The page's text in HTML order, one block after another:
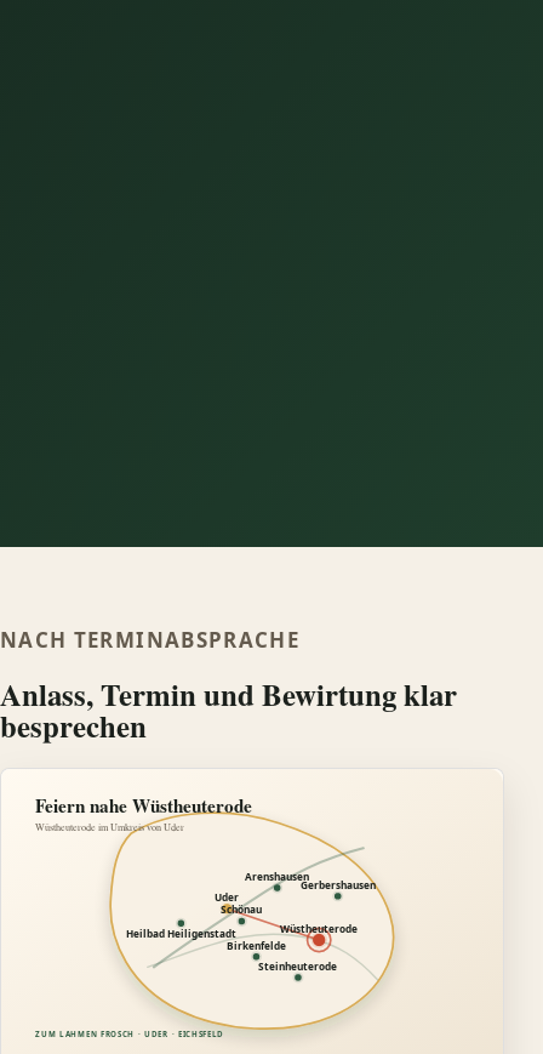
NACH TERMINABSPRACHE
Anlass, Termin und Bewirtung klar
besprechen